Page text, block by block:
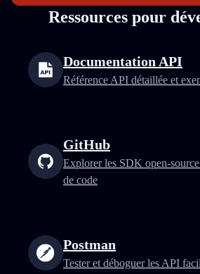
Ressources pour
Documentation API
Référence API détaillée et
GitHub
Explorer les SDK
de code
Postman
Tester et déboguer les API